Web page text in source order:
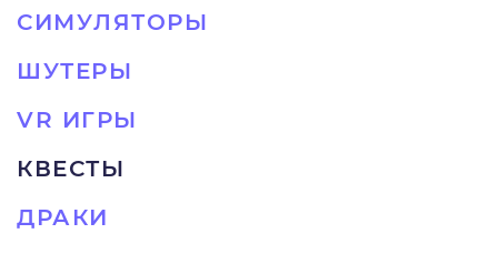
СИМУЛЯТОРЫ
ШУТЕРЫ
VR ИГРЫ
КВЕСТЫ
ДРАКИ